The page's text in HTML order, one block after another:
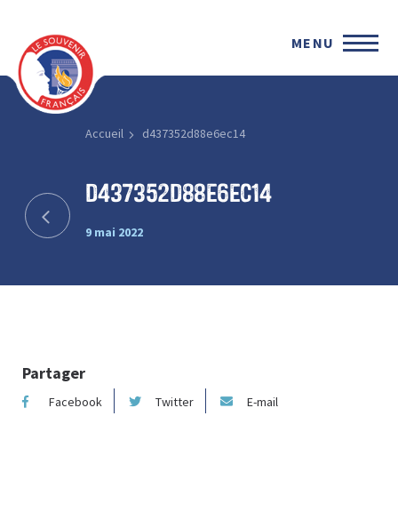
MENU
Accueil d437352d88e6ec14
d437352d88e6ec14
9 mai 2022
Partager
Facebook Twitter E-mail